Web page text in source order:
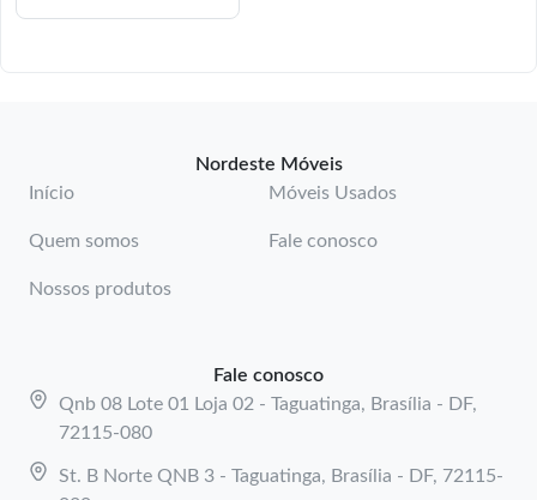
Nordeste Móveis
Início
Quem somos
Nossos produtos
Móveis Usados
Fale conosco
Fale conosco
Qnb 08 Lote 01 Loja 02 - Taguatinga, Brasília - DF,
72115-080
St. B Norte QNB 3 - Taguatinga, Brasília - DF, 72115-